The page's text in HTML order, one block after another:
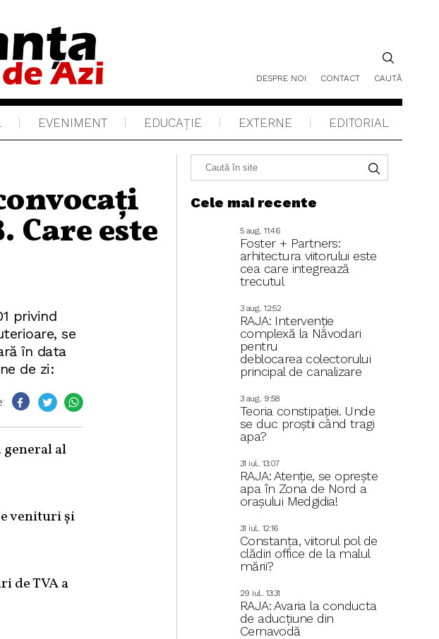
DESPRE NOI CONTACT CAUTĂ
EVENIMENT EDUCAŢIE EXTERNE EDITORIAL
Care este
privind
se
în data
de zi:
al
venituri și
de TVA a
Cele mai recente
5 aug.. 11:46
Foster + Partners:
arhitectura viitorului este
cea care integrează
trecutul
3 aug.. 12:52
RAJA: Intervenție
complexă la Năvodari
pentru
deblocarea colectorului
principal de canalizare
3 aug.. 9:58
Teoria constipației. Unde
se duc proștii când tragi
apa?
31 iul.. 13:07
RAJA: Atenție, se oprește
apa în Zona de Nord a
orașului Medgidia!
31 iul.. 12:16
Constanța, viitorul pol de
clădiri office de la malul
mării?
29 iul.. 13:31
RAJA: Avaria la conducta
de aducțiune din
Cernavodă